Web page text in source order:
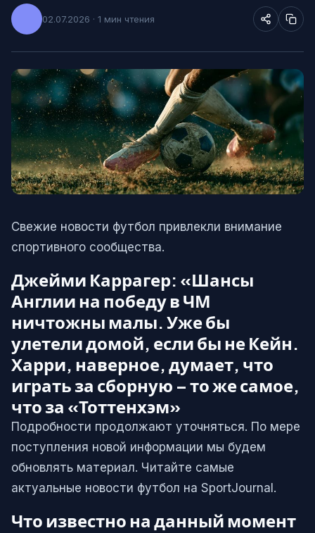
02.07.2026 · 1 мин чтения
Свежие новости футбол привлекли внимание
спортивного сообщества.
Джейми Каррагер: «Шансы
Англии на победу в ЧМ
ничтожны малы. Уже бы
улетели домой, если бы не Кейн.
Харри, наверное, думает, что
играть за сборную – то же самое,
что за «Тоттенхэм»
Подробности продолжают уточняться. По мере
поступления новой информации мы будем
обновлять материал. Читайте самые
актуальные новости футбол на SportJournal.
Что известно на данный момент